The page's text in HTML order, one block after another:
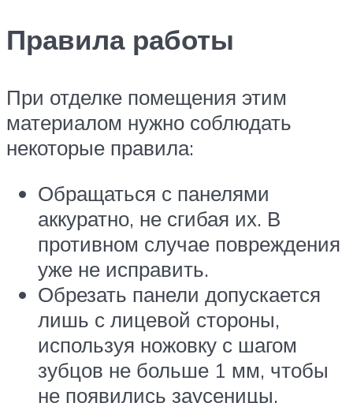
Правила работы
При отделке помещения этим
материалом нужно соблюдать
некоторые правила:
Обращаться с панелями
аккуратно, не сгибая их. В
противном случае повреждения
уже не исправить.
Обрезать панели допускается
лишь с лицевой стороны,
используя ножовку с шагом
зубцов не больше 1 мм, чтобы
не появились заусеницы.